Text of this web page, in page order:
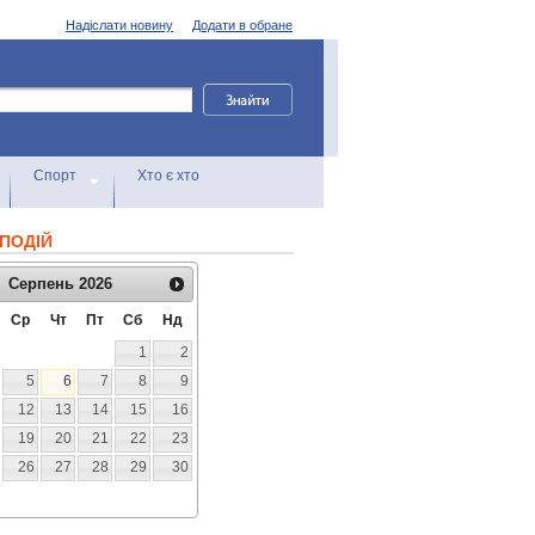
Додати в обране
Надіслати новину
Спорт Хто є хто
Серпень 2026
Ср Чт Пт Сб
Нд
1
2
5 6 7 8
9
12 13 14 15
16
19 20 21 22
23
26 27 28 29
30